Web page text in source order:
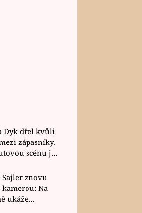
Dyk dřel kvůli
zápasníky.
scénu jel
znovu
kamerou: Na
ukáže